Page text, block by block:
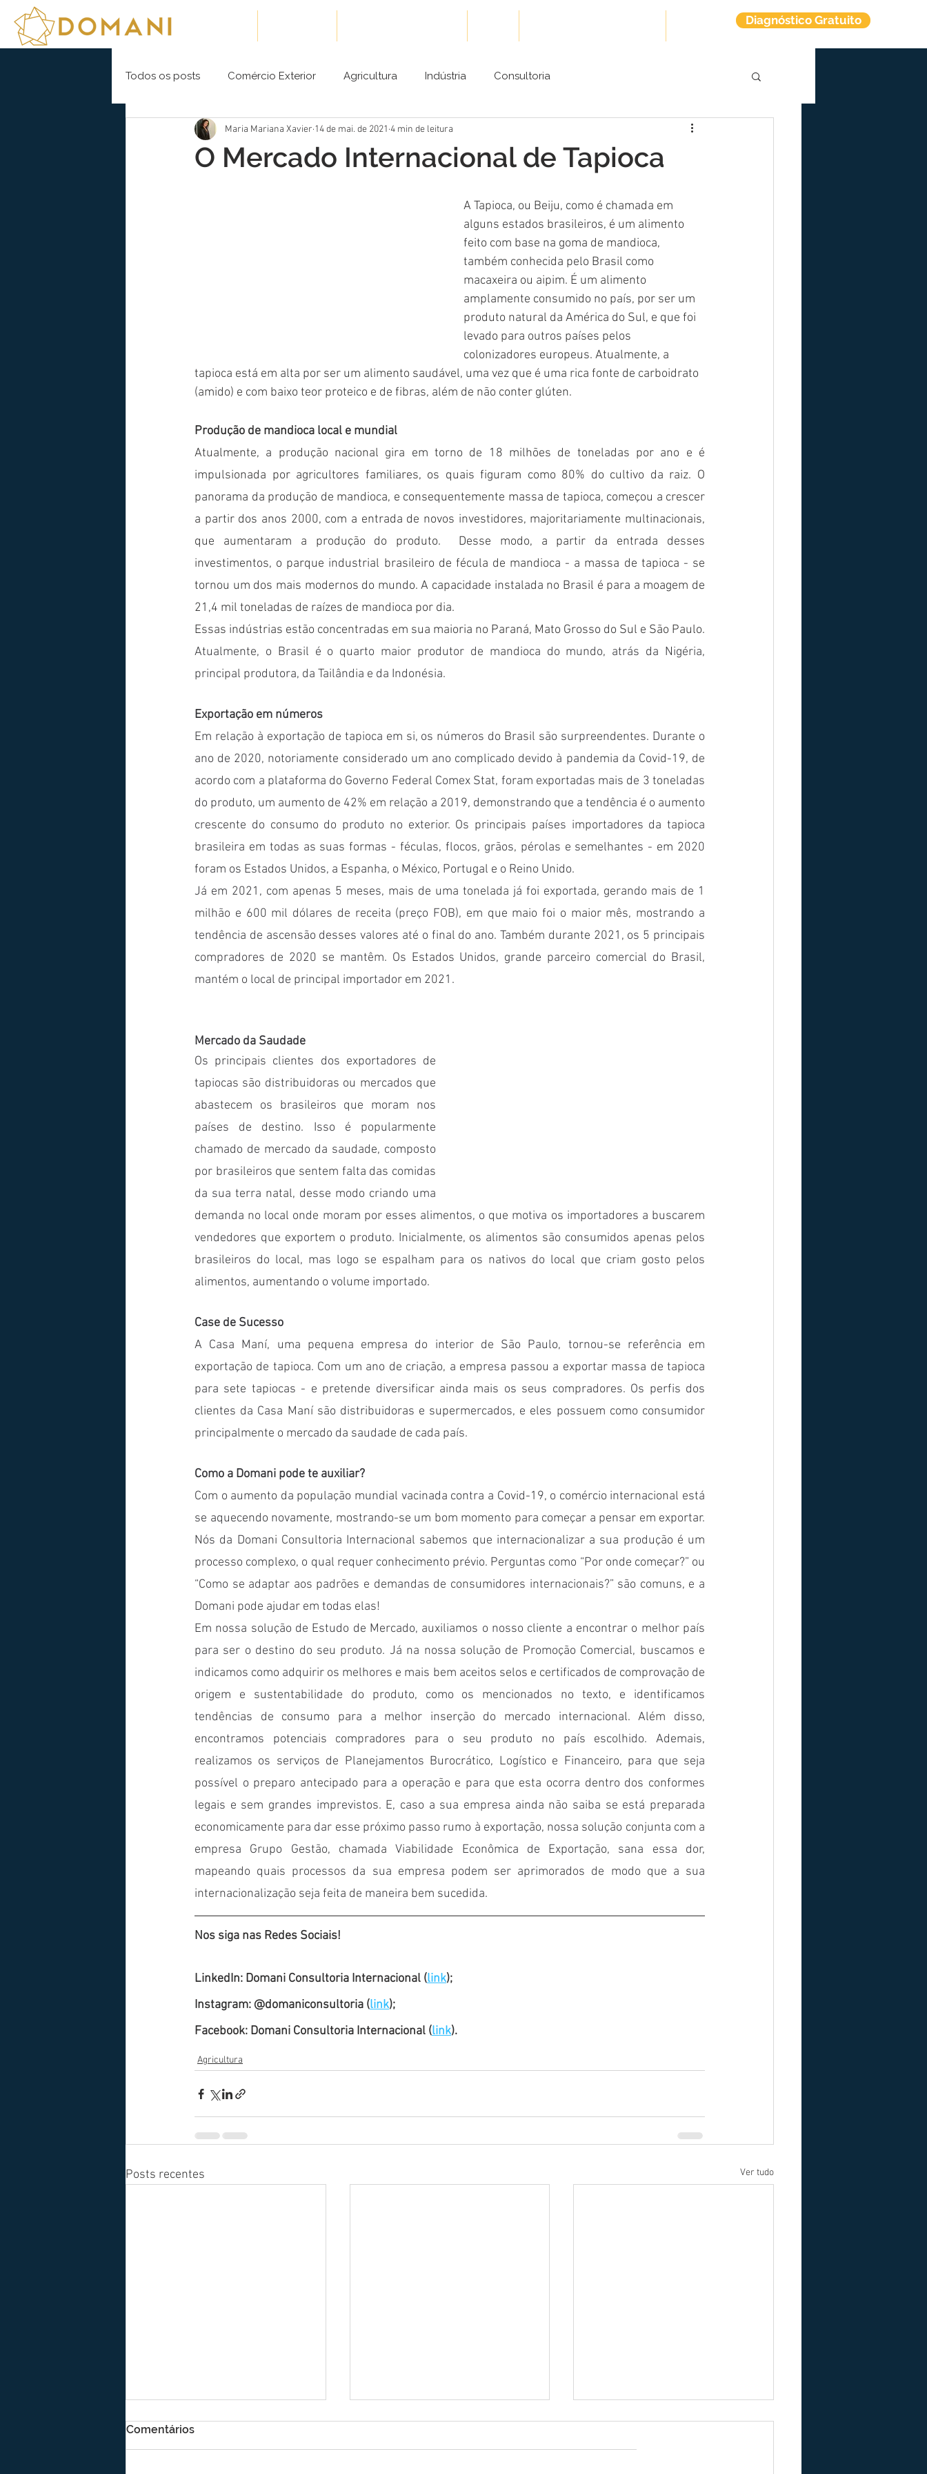
Diagnóstico Gratuito
Todos os posts Comércio Exterior Agricultura Indústria Consultoria
O Mercado Internacional de Tapioca
Maria Mariana Xavier 14 de mai. de 2021 4 min de leitura
A Tapioca, ou Beiju, como é chamada em
alguns estados brasileiros, é um alimento
feito com base na goma de mandioca,
também conhecida pelo Brasil como
macaxeira ou aipim. É um alimento
amplamente consumido no país, por ser um
produto natural da América do Sul, e que foi
levado para outros países pelos
colonizadores europeus. Atualmente, a
tapioca está em alta por ser um alimento saudável, uma vez que é uma rica fonte de carboidrato
(amido) e com baixo teor proteico e de fibras, além de não conter glúten.
Produção de mandioca local e mundial
Atualmente, a produção nacional gira em torno de 18 milhões de toneladas por ano e é
impulsionada por agricultores familiares, os quais figuram como 80% do cultivo da raiz. O
panorama da produção de mandioca, e consequentemente massa de tapioca, começou a crescer
a partir dos anos 2000, com a entrada de novos investidores, majoritariamente multinacionais,
que aumentaram a produção do produto.  Desse modo, a partir da entrada desses
investimentos, o parque industrial brasileiro de fécula de mandioca - a massa de tapioca - se
tornou um dos mais modernos do mundo. A capacidade instalada no Brasil é para a moagem de
21,4 mil toneladas de raízes de mandioca por dia.
Atualmente, o Brasil é o quarto maior produtor de mandioca do mundo, atrás da Nigéria,
principal produtora, da Tailândia e da Indonésia.
Exportação em números
Em relação à exportação de tapioca em si, os números do Brasil são surpreendentes. Durante o
ano de 2020, notoriamente considerado um ano complicado devido à pandemia da Covid-19, de
acordo com a plataforma do Governo Federal Comex Stat, foram exportadas mais de 3 toneladas
do produto, um aumento de 42% em relação a 2019, demonstrando que a tendência é o aumento
crescente do consumo do produto no exterior. Os principais países importadores da tapioca
brasileira em todas as suas formas - féculas, flocos, grãos, pérolas e semelhantes - em 2020
foram os Estados Unidos, a Espanha, o México, Portugal e o Reino Unido.
Já em 2021, com apenas 5 meses, mais de uma tonelada já foi exportada, gerando mais de 1
milhão e 600 mil dólares de receita (preço FOB), em que maio foi o maior mês, mostrando a
tendência de ascensão desses valores até o final do ano. Também durante 2021, os 5 principais
compradores de 2020 se mantêm. Os Estados Unidos, grande parceiro comercial do Brasil,
mantém o local de principal importador em 2021.
Mercado da Saudade
Os principais clientes dos exportadores de
tapiocas são distribuidoras ou mercados que
abastecem os brasileiros que moram nos
países de destino. Isso é popularmente
chamado de mercado da saudade, composto
por brasileiros que sentem falta das comidas
da sua terra natal, desse modo criando uma
demanda no local onde moram por esses alimentos, o que motiva os importadores a buscarem
vendedores que exportem o produto. Inicialmente, os alimentos são consumidos apenas pelos
brasileiros do local, mas logo se espalham para os nativos do local que criam gosto pelos
alimentos, aumentando o volume importado.
Case de Sucesso
A Casa Maní, uma pequena empresa do interior de São Paulo, tornou-se referência em
exportação de tapioca. Com um ano de criação, a empresa passou a exportar massa de tapioca
para sete tapiocas - e pretende diversificar ainda mais os seus compradores. Os perfis dos
clientes da Casa Maní são distribuidoras e supermercados, e eles possuem como consumidor
principalmente o mercado da saudade de cada país.
Como a Domani pode te auxiliar?
Com o aumento da população mundial vacinada contra a Covid-19, o comércio internacional está
se aquecendo novamente, mostrando-se um bom momento para começar a pensar em exportar.
Nós da Domani Consultoria Internacional sabemos que internacionalizar a sua produção é um
processo complexo, o qual requer conhecimento prévio. Perguntas como “Por onde começar?” ou
“Como se adaptar aos padrões e demandas de consumidores internacionais?” são comuns, e a
Domani pode ajudar em todas elas!
Em nossa solução de Estudo de Mercado, auxiliamos o nosso cliente a encontrar o melhor país
para ser o destino do seu produto. Já na nossa solução de Promoção Comercial, buscamos e
indicamos como adquirir os melhores e mais bem aceitos selos e certificados de comprovação de
origem e sustentabilidade do produto, como os mencionados no texto, e identificamos
tendências de consumo para a melhor inserção do mercado internacional. Além disso,
encontramos potenciais compradores para o seu produto no país escolhido. Ademais,
realizamos os serviços de Planejamentos Burocrático, Logístico e Financeiro, para que seja
possível o preparo antecipado para a operação e para que esta ocorra dentro dos conformes
legais e sem grandes imprevistos. E, caso a sua empresa ainda não saiba se está preparada
economicamente para dar esse próximo passo rumo à exportação, nossa solução conjunta com a
empresa Grupo Gestão, chamada Viabilidade Econômica de Exportação, sana essa dor,
mapeando quais processos da sua empresa podem ser aprimorados de modo que a sua
internacionalização seja feita de maneira bem sucedida.
Nos siga nas Redes Sociais!
LinkedIn: Domani Consultoria Internacional (link);
Instagram: @domaniconsultoria (link);
Facebook: Domani Consultoria Internacional (link).
Agricultura
Posts recentes Ver tudo
Comentários